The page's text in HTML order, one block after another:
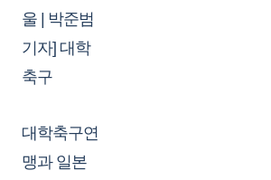
울 | 박준범
기자] 대학
축구
대학축구연
맹과 일본